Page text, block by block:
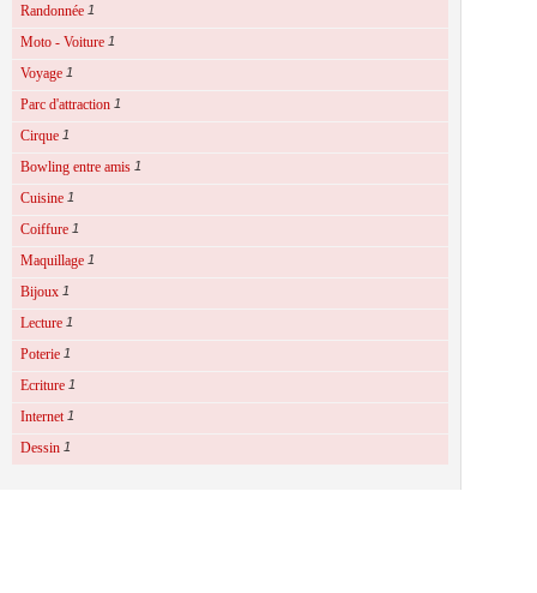
Randonnée 1
Moto - Voiture 1
Voyage 1
Parc d'attraction 1
Cirque 1
Bowling entre amis 1
Cuisine 1
Coiffure 1
Maquillage 1
Bijoux 1
Lecture 1
Poterie 1
Ecriture 1
Internet 1
Dessin 1